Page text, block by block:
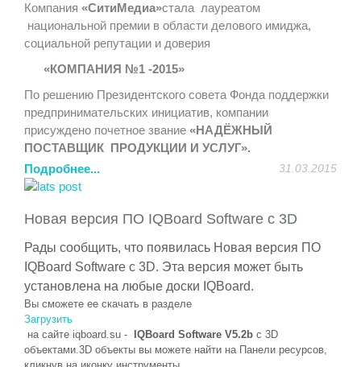
«круглых столов», дискуссионных клубов, заседаний
секций, будет организована стендовая экспозиция.
http://itforum2020.ru/?id=6595
Компания «СитиМедиа» (http://sitimedia.ru) является
техническим партнером данного мероприятия.
Приглашаем посетить стенд компании «СитиМедиа
на котором мы представим новейшие интерактивные
системы и оборудование:
- интерактивный стол
обучению, совместной работе, доступная цена и
- 4К панельEliteBoardUHDLH -84UT 6Качество
картинки и необъятные возможности применения в
образовательном процессе, в сфере рекламы, в
качестве демонстрационного оборудования, не оставит
вас равнодушными.
- напольная панель PDSIZ42SWNOPВнутреннее и
Компания «СитиМедиа»стала лауреатом
национальной премии в области делового имиджа,
социальной репутации и доверия
«КОМПАНИЯ №1 -2015»
По решению Президентского совета Фонда поддержки
предпринимательских инициатив, компании
присуждено почетное звание «НАДЁЖНЫЙ
ПОСТАВЩИК ПРОДУКЦИИ И УСЛУГ».
Лауреаты Премии включены в Федеральный Реестр
Надежных компаний, сформированного для органов
потребительского сектора России.
Успехи компании были бы невозможны без
внимательного и лояльного отношения к запросам
клиентов, высокой ответственности и
профессионализма.
Нам можно доверять!
Подробнее... 31.03.2015
Новая версия ПО IQBoard Software с 3D
Рады сообщить, что появилась Новая версия ПО
IQBoard Software с 3D. Эта версия может быть
установлена на любые доски IQBoard.
Вы сможете ее скачать в разделе
Загрузить
на сайте iqboard.su - IQBoard Software V5.2b с 3D
объектами.3D объекты вы можете найти на Панели ресурсов,